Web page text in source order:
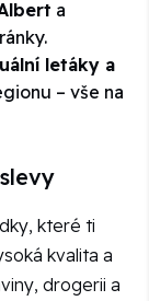
a
letáky a
– vše na
které ti
kvalita a
drogerii a